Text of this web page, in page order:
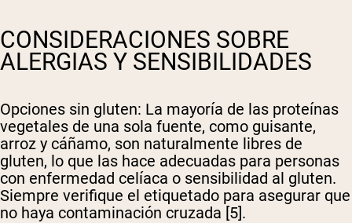
CONSIDERACIONES SOBRE
ALERGIAS Y SENSIBILIDADES
Opciones sin gluten: La mayoría de las proteínas
vegetales de una sola fuente, como guisante,
arroz y cáñamo, son naturalmente libres de
gluten, lo que las hace adecuadas para personas
con enfermedad celíaca o sensibilidad al gluten.
Siempre verifique el etiquetado para asegurar que
no haya contaminación cruzada [5].